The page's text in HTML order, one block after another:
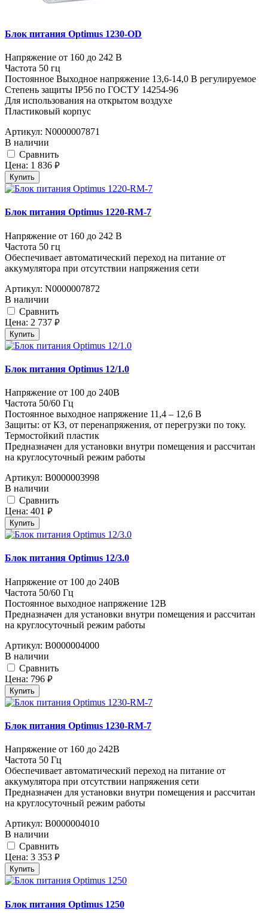
Блок питания Optimus 1230-OD
Напряжение от 160 до 242 В
Частота 50 гц
Постоянное Выходное напряжение 13,6-14,0 В регулируемое
Степень защиты IP56 по ГОСТУ 14254-96
Для использования на открытом воздухе
Пластиковый корпус
Артикул: N0000007871
В наличии
Cравнить
Цена: 1 836 руб.
Купить
Блок питания Optimus 1220-RM-7
Напряжение от 160 до 242 В
Частота 50 гц
Обеспечивает автоматический переход на питание от
аккумулятора при отсутствии напряжения сети
Артикул: N0000007872
В наличии
Cравнить
Цена: 2 737 руб.
Купить
Блок питания Optimus 12/1.0
Напряжение от 100 до 240В
Частота 50/60 Гц
Постоянное выходное напряжение 11,4 – 12,6 В
Защиты: от КЗ, от перенапряжения, от перегрузки по току.
Термостойкий пластик
Предназначен для установки внутри помещения и рассчитан
на круглосуточный режим работы
Артикул: В0000003998
В наличии
Cравнить
Цена: 401 руб.
Купить
Блок питания Optimus 12/3.0
Напряжение от 100 до 240В
Частота 50/60 Гц
Постоянное выходное напряжение 12В
Предназначен для установки внутри помещения и рассчитан
на круглосуточный режим работы
Артикул: В0000004000
В наличии
Cравнить
Цена: 796 руб.
Купить
Блок питания Optimus 1230-RM-7
Напряжение от 160 до 242В
Частота 50 Гц
Обеспечивает автоматический переход на питание от
аккумулятора при отсутствии напряжения сети
Предназначен для установки внутри помещения и рассчитан
на круглосуточный режим работы
Артикул: В0000004010
В наличии
Cравнить
Цена: 3 353 руб.
Купить
Блок питания Optimus 1250